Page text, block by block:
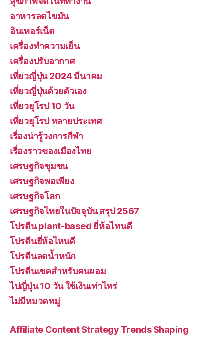
อาหารลดไขมัน
อินเทอร์เน็ต
เครื่องทำความเย็น
เครื่องปรับอากาศ
เที่ยวญี่ปุ่น 2024 มีนาคม
เที่ยวญี่ปุ่นด้วยตัวเอง
เที่ยวยุโรป 10 วัน
เที่ยวยุโรป หลายประเทศ
เรื่องน่ารู้วงการกีฬา
เรื่องราวของเมืองไทย
เศรษฐกิจชุมชน
เศรษฐกิจพอเพียง
เศรษฐกิจโลก
เศรษฐกิจไทยในปัจจุบัน สรุป 2567
โปรตีน plant-based ยี่ห้อไหนดี
โปรตีนยี่ห้อไหนดี
โปรตีนลดน้ำหนัก
โปรตีนเชคสำหรับคนผอม
ไปญี่ปุ่น 10 วัน ใช้เงินเท่าไหร่
ไม่มีหมวดหมู่
Affiliate Content Strategy Trends Shaping